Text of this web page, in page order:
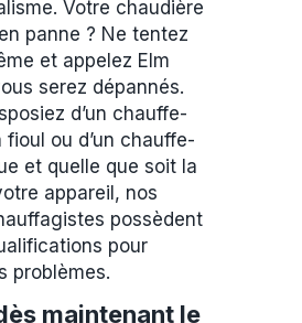
Votre chaudière
panne ? Ne tentez
et appelez Elm
serez dépannés.
d’un chauffe-
ou d’un chauffe-
et quelle que soit la
appareil, nos
possèdent
pour
problèmes.
maintenant le